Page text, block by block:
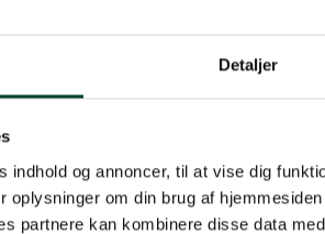
Detaljer
indhold og annoncer, til at vise dig
oplysninger om din brug af
partnere kan kombinere disse data